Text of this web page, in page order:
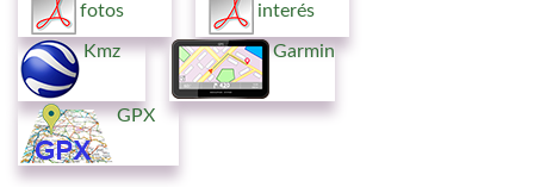
fotos
interés
Kmz Garmin
GPX